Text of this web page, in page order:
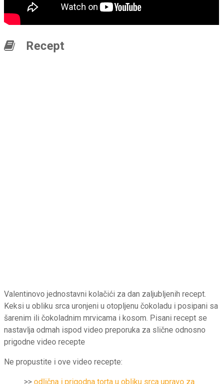
Recept
Valentinovo jednostavni kolačići za dan zaljubljenih recept.
Keksi u obliku srca uronjeni u otopljenu čokoladu i posipani sa
šarenim ili čokoladnim mrvicama i kosom. Pisani recept se
nastavlja odmah ispod video preporuka za slične odnosno
prigodne video recepte
Ne propustite i ove video recepte:
>> odlična i prigodna torta u obliku srca upravo za